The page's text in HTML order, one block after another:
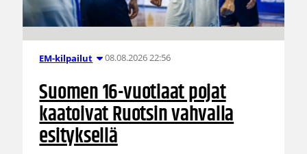
EM-kilpailut 08.08.2026 22:56
Suomen 16-vuotiaat pojat
kaatoivat Ruotsin vahvalla
esityksellä